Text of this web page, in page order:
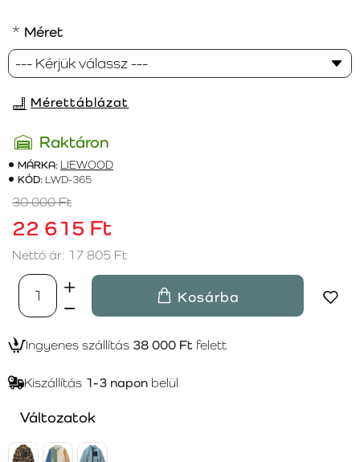
Raktáron
MÁRKA: LIEWOOD
KÓD: LWD-365
22 615 Ft
30 000 Ft
Nettó ár: 17 805 Ft
Méret
Kosárba
Mérettáblázat
Ingyenes szállítás 38 000 Ft felett
Kiszállítás 1-3 napon belül
Változatok